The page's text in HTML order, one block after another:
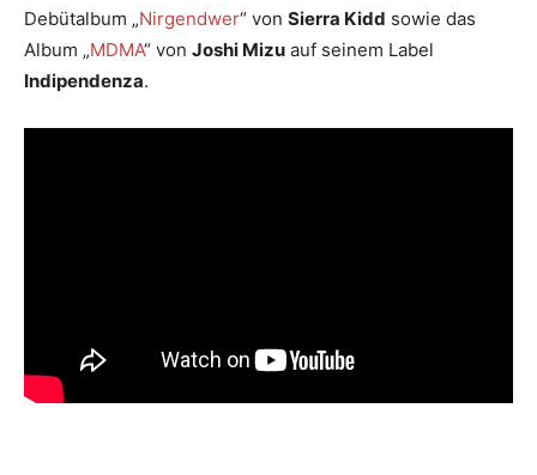
Debütalbum „Nirgendwer“ von Sierra Kidd sowie das
Album „MDMA“ von Joshi Mizu auf seinem Label
Indipendenza.